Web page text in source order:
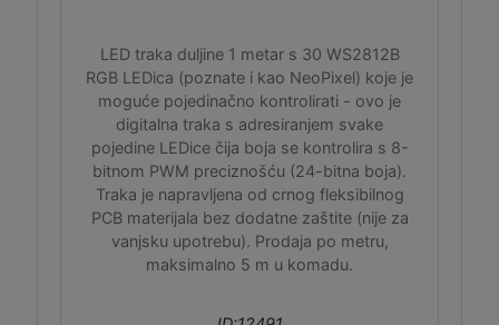
LED traka duljine 1 metar s 30 WS2812B
RGB LEDica (poznate i kao NeoPixel) koje je
moguće pojedinačno kontrolirati - ovo je
digitalna traka s adresiranjem svake
pojedine LEDice čija boja se kontrolira s 8-
bitnom PWM preciznošću (24-bitna boja).
Traka je napravljena od crnog fleksibilnog
PCB materijala bez dodatne zaštite (nije za
vanjsku upotrebu). Prodaja po metru,
maksimalno 5 m u komadu.